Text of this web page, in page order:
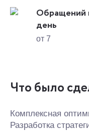
Обращений
день
от 7
Что было
Комплексная
Разработка